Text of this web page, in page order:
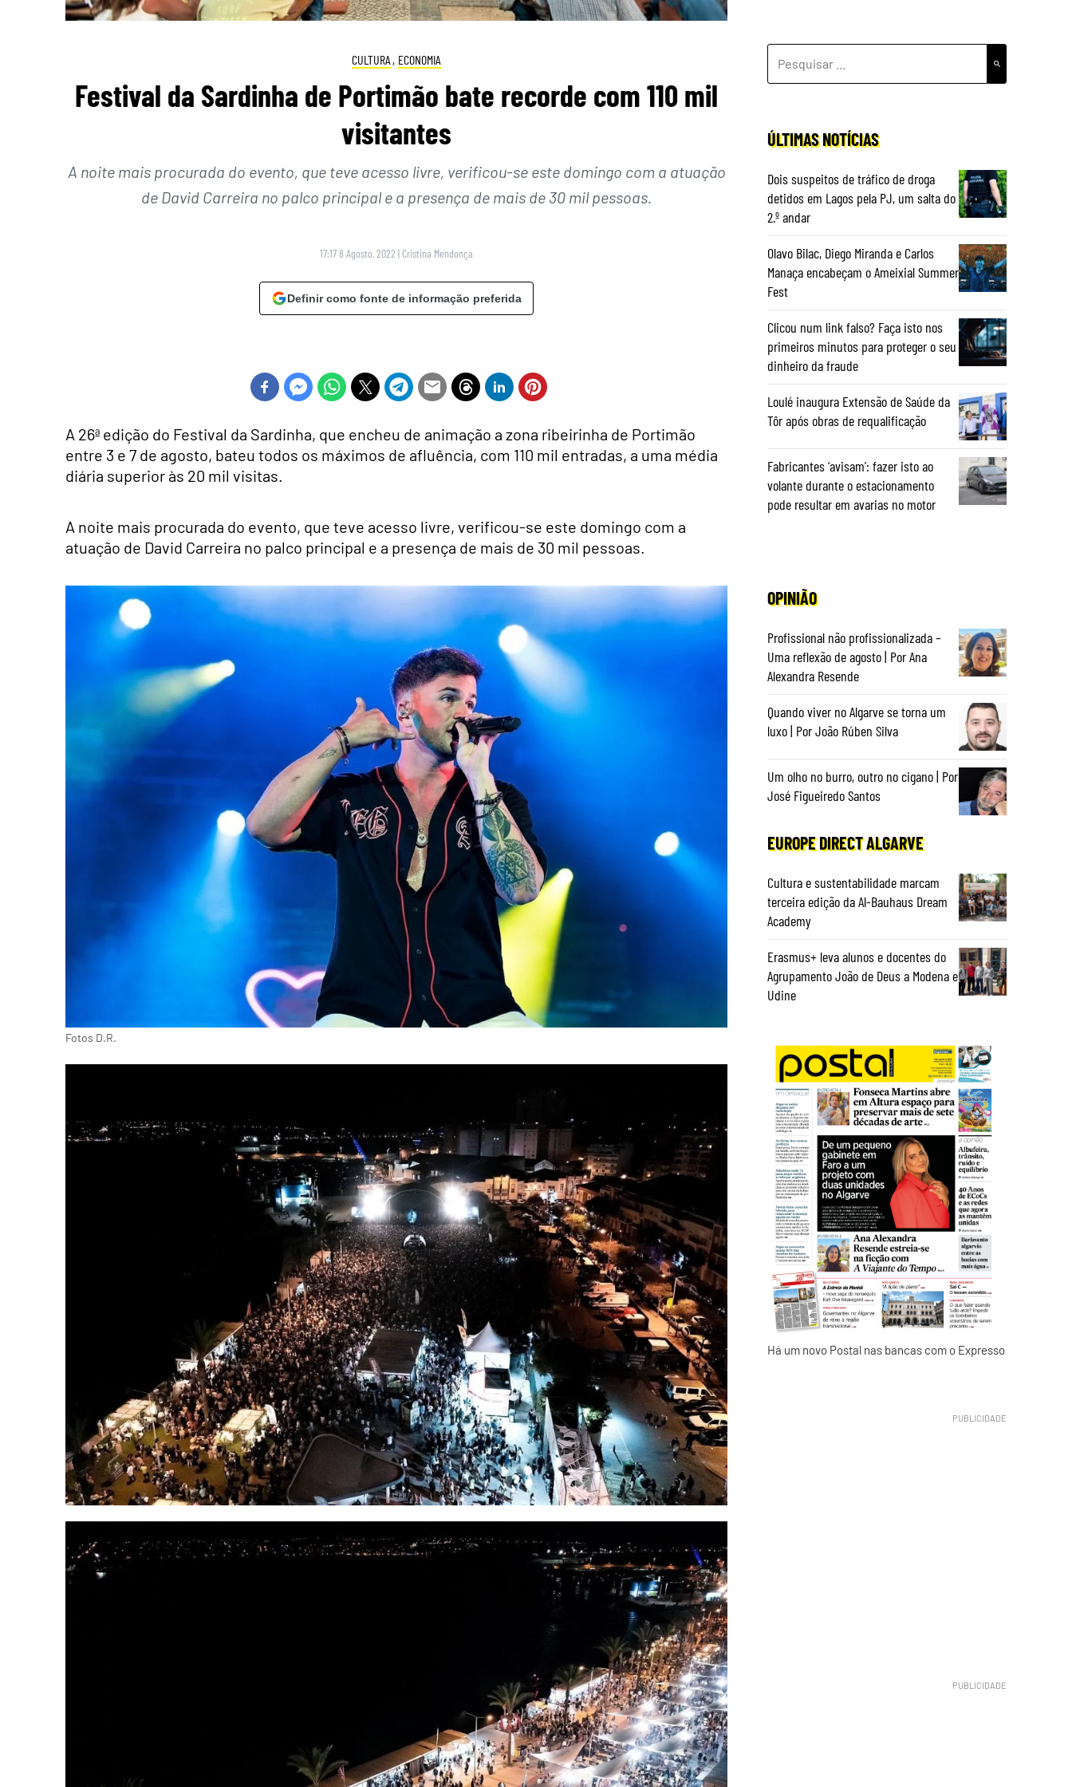
CULTURA , ECONOMIA
Festival da Sardinha de Portimão bate recorde com 110 mil
visitantes
A noite mais procurada do evento, que teve acesso livre, verificou-se este domingo com a atuação
de David Carreira no palco principal e a presença de mais de 30 mil pessoas.
17:17 8 Agosto, 2022 | Cristina Mendonça
Definir como fonte de informação preferida
A 26ª edição do Festival da Sardinha, que encheu de animação a zona ribeirinha de Portimão
entre 3 e 7 de agosto, bateu todos os máximos de afluência, com 110 mil entradas, a uma média
diária superior às 20 mil visitas.
A noite mais procurada do evento, que teve acesso livre, verificou-se este domingo com a
atuação de David Carreira no palco principal e a presença de mais de 30 mil pessoas.
Fotos D.R.
POR:
ÚLTIMAS NOTÍCIAS
Dois suspeitos de tráfico de droga
detidos em Lagos pela PJ, um salta do
2.º andar
Olavo Bilac, Diego Miranda e Carlos
Manaça encabeçam o Ameixial Summer
Fest
Clicou num link falso? Faça isto nos
primeiros minutos para proteger o seu
dinheiro da fraude
Loulé inaugura Extensão de Saúde da
Tôr após obras de requalificação
Fabricantes ‘avisam’: fazer isto ao
volante durante o estacionamento
pode resultar em avarias no motor
OPINIÃO
Profissional não profissionalizada –
Uma reflexão de agosto | Por Ana
Alexandra Resende
Quando viver no Algarve se torna um
luxo | Por João Rúben Silva
Um olho no burro, outro no cigano | Por
José Figueiredo Santos
EUROPE DIRECT ALGARVE
Cultura e sustentabilidade marcam
terceira edição da Al-Bauhaus Dream
Academy
Erasmus+ leva alunos e docentes do
Agrupamento João de Deus a Modena e
Udine
Há um novo Postal nas bancas com o Expresso